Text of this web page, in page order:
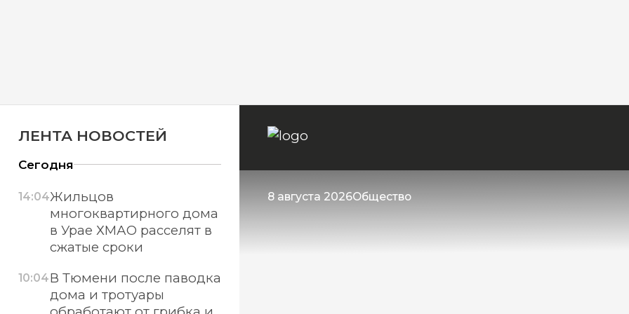
8 августа 2026Общество
ЛЕНТА НОВОСТЕЙ
Сегодня
14:04Жильцов
многоквартирного дома
в Урае ХМАО расселят в
сжатые сроки
10:04В Тюмени после паводка
дома и тротуары